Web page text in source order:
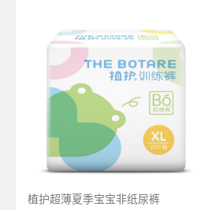
植护超薄夏季宝宝非纸尿裤